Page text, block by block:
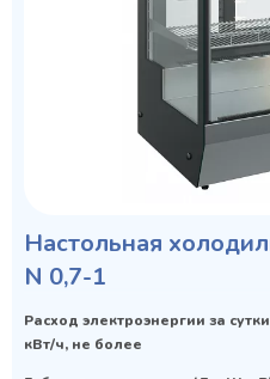
Настольная
N 0,7-1
Расход электроэнергии за
кВт/ч, не более